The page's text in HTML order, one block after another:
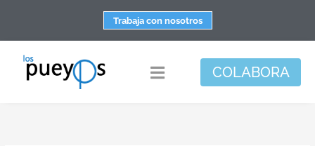
contenido
Trabaja con nosotros
Toggle
COLABORA